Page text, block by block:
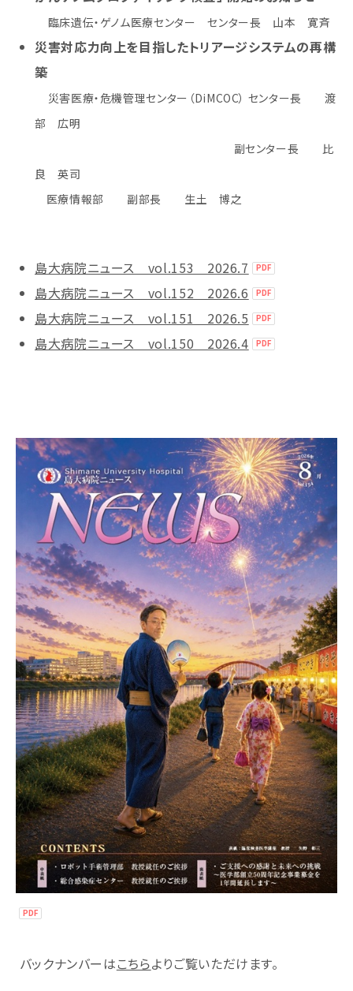
臨床遺伝・ゲノム医療センター センター長 山本 寛斉
災害対応力向上を目指したトリアージシステムの再構
築
災害医療・危機管理センター（DiMCOC） センター長 渡
部 広明
副センター長 比
良 英司
医療情報部 副部長 生土 博之
島大病院ニュース vol.153 2026.7
島大病院ニュース vol.152 2026.6
島大病院ニュース vol.151 2026.5
島大病院ニュース vol.150 2026.4
バックナンバーはこちらよりご覧いただけます。